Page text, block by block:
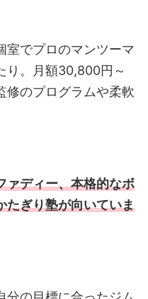
室でプロのマンツーマ
り。月額30,800円～
修のプログラムや柔軟
ァディー、本格的なボ
たぎり塾が向いていま